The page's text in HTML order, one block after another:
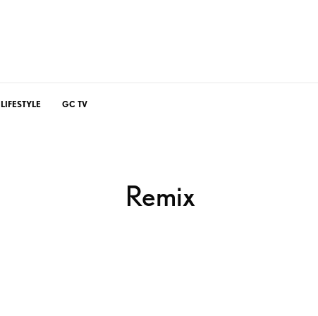
LIFESTYLE GC TV
Remix